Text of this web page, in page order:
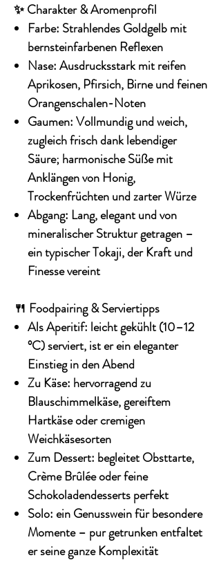
✨ Charakter & Aromenprofil
Farbe: Strahlendes Goldgelb mit
bernsteinfarbenen Reflexen
Nase:Ausdrucksstark mit reifen
Aprikosen, Pfirsich, Birne und feinen
Orangenschalen-Noten
Gaumen:Vollmundig und weich,
zugleich frisch dank lebendiger
Säure; harmonische Süße mit
Anklängen von Honig,
Trockenfrüchten und zarter Würze
Abgang: Lang, elegant und von
mineralischer Struktur getragen –
ein typischer Tokaji, der Kraft und
Finesse vereint
🍴 Foodpairing & Serviertipps
Als Aperitif: leicht gekühlt (10–12
°C) serviert, ist er ein eleganter
Einstieg in den Abend
Zu Käse: hervorragend zu
Blauschimmelkäse, gereiftem
Hartkäse oder cremigen
Weichkäsesorten
Zum Dessert: begleitet Obsttarte,
Crème Brûlée oder feine
Schokoladendesserts perfekt
Solo: ein Genusswein für besondere
Momente – pur getrunken entfaltet
er seine ganze Komplexität